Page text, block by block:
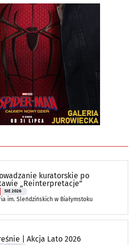
kuratorskie po
„Reinterpretacje”
SIE 2026
im. Sleńdzińskich w Białymstoku
| Akcja Lato 2026